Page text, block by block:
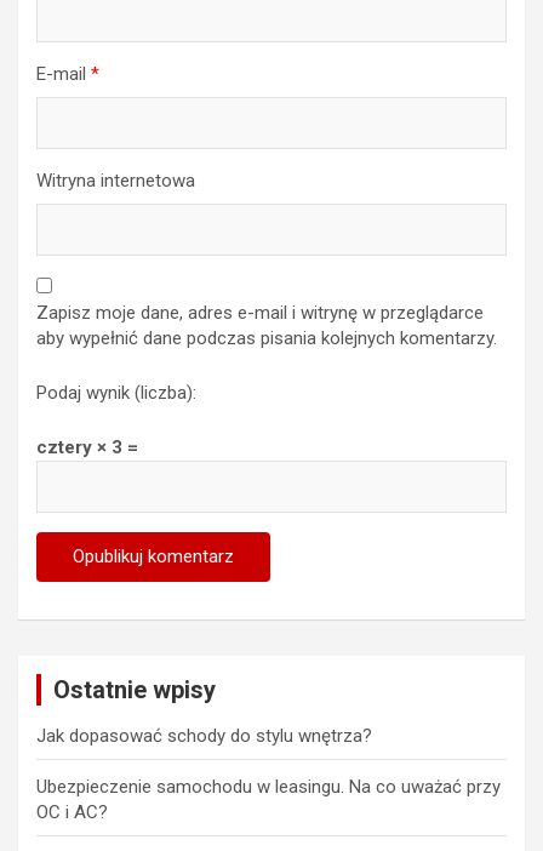
E-mail *
Witryna internetowa
Zapisz moje dane, adres e-mail i witrynę w przeglądarce
aby wypełnić dane podczas pisania kolejnych komentarzy.
Podaj wynik (liczba):
cztery × 3 =
Ostatnie wpisy
Jak dopasować schody do stylu wnętrza?
Ubezpieczenie samochodu w leasingu. Na co uważać przy
OC i AC?